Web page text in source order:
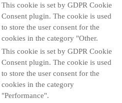
This cookie is set by GDPR Cookie
Consent plugin. The cookie is used
to store the user consent for the
cookies in the category "Other.
This cookie is set by GDPR Cookie
Consent plugin. The cookie is used
to store the user consent for the
cookies in the category
"Performance".